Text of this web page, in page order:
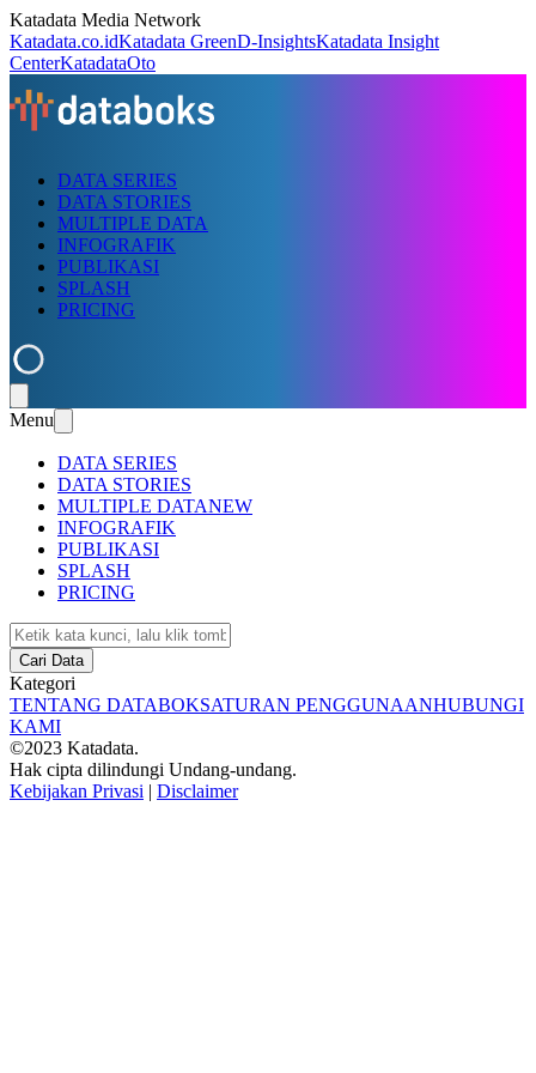
Katadata Media Network
Katadata.co.idKatadata GreenD-InsightsKatadata Insight
CenterKatadataOto
DATA SERIES
DATA STORIES
MULTIPLE DATA
INFOGRAFIK
PUBLIKASI
SPLASH
PRICING
Menu
DATA SERIES
DATA STORIES
MULTIPLE DATANEW
INFOGRAFIK
PUBLIKASI
SPLASH
PRICING
Cari Data
Kategori
TENTANG DATABOKSATURAN PENGGUNAANHUBUNGI
KAMI
©2023 Katadata.
Hak cipta dilindungi Undang-undang.
Kebijakan Privasi | Disclaimer